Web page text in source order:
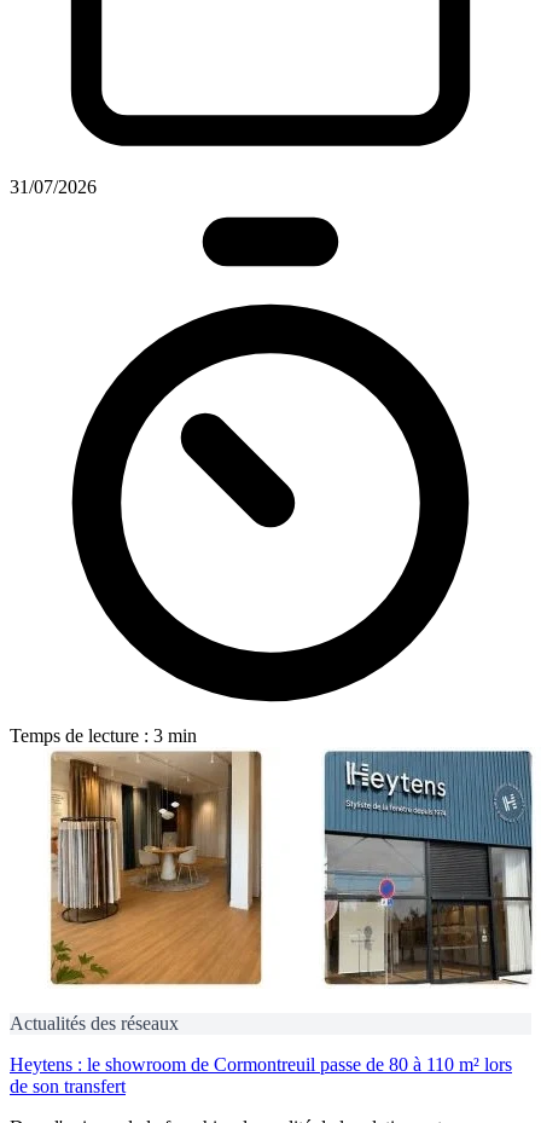
31/07/2026
Temps de lecture : 3 min
Actualités des réseaux
Heytens : le showroom de Cormontreuil passe de 80 à 110 m² lors
de son transfert